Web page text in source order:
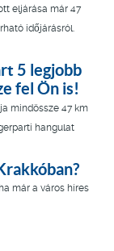
eljárása már 47
időjárásról.
5 legjobb
fel Ön is!
mindössze 47 km
hangulat
már a város híres